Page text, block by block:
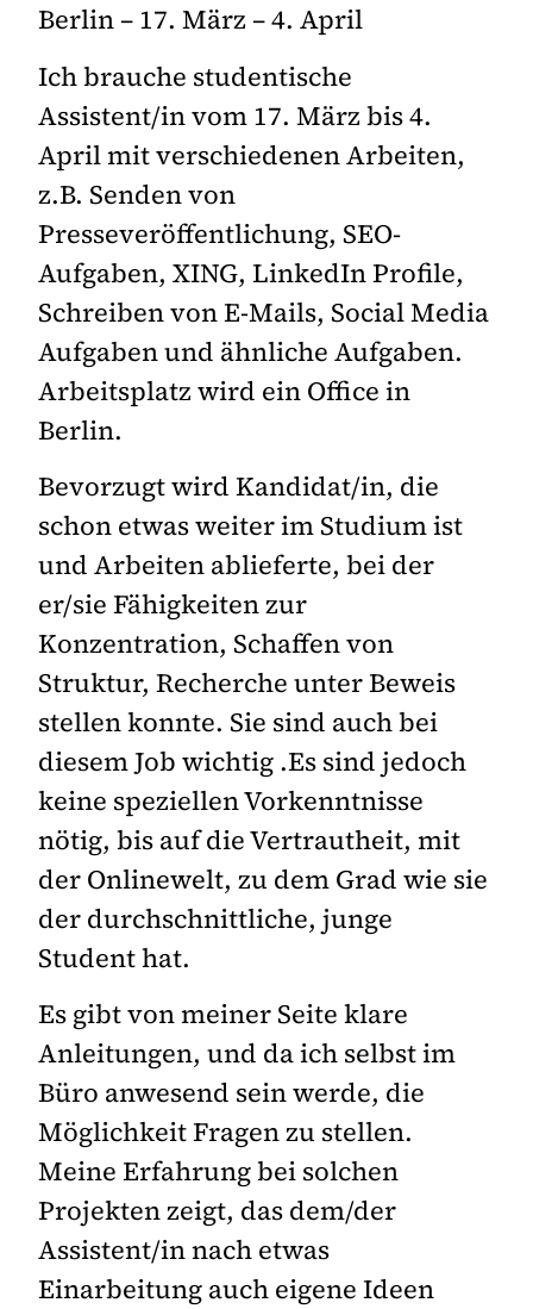
Berlin – 17. März – 4. April
Ich brauche studentische
Assistent/in vom 17. März bis 4.
April mit verschiedenen Arbeiten,
z.B. Senden von
Presseveröffentlichung, SEO-
Aufgaben, XING, LinkedIn Profile,
Schreiben von E-Mails, Social Media
Aufgaben und ähnliche Aufgaben.
Arbeitsplatz wird ein Office in
Berlin.
Bevorzugt wird Kandidat/in, die
schon etwas weiter im Studium ist
und Arbeiten ablieferte, bei der
er/sie Fähigkeiten zur
Konzentration, Schaffen von
Struktur, Recherche unter Beweis
stellen konnte. Sie sind auch bei
diesem Job wichtig .Es sind jedoch
keine speziellen Vorkenntnisse
nötig, bis auf die Vertrautheit, mit
der Onlinewelt, zu dem Grad wie sie
der durchschnittliche, junge
Student hat.
Es gibt von meiner Seite klare
Anleitungen, und da ich selbst im
Büro anwesend sein werde, die
Möglichkeit Fragen zu stellen.
Meine Erfahrung bei solchen
Projekten zeigt, das dem/der
Assistent/in nach etwas
Einarbeitung auch eigene Ideen